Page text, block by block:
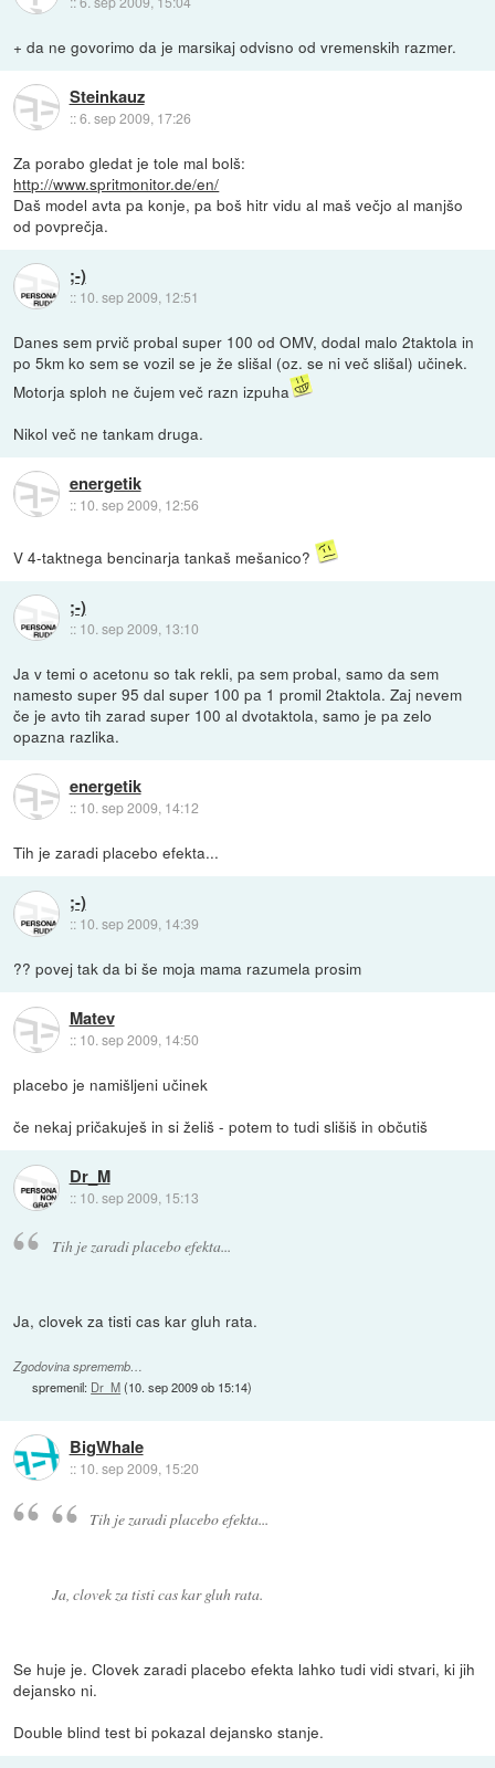
+ da ne govorimo da je marsikaj odvisno od vremenskih razmer.
Steinkauz
::6. sep 2009, 17:26
Za porabo gledat je tole mal bolš:
http://www.spritmonitor.de/en/
Daš model avta pa konje, pa boš hitr vidu al maš večjo al manjšo
od povprečja.
;-)
:: 10. sep 2009, 12:51
Danes sem prvič probal super 100 od OMV, dodal malo 2taktola in
po 5km ko sem se vozil se je že slišal (oz. se ni več slišal) učinek.
Motorja sploh ne čujem več razn izpuha
Nikol več ne tankam druga.
energetik
:: 10. sep 2009, 12:56
V 4-taktnega bencinarja tankaš mešanico?
;-)
:: 10. sep 2009, 13:10
Ja v temi o acetonu so tak rekli, pa sem probal, samo da sem
namesto super 95 dal super 100 pa 1 promil 2taktola. Zaj nevem
če je avto tih zarad super 100 al dvotaktola, samo je pa zelo
opazna razlika.
energetik
:: 10. sep 2009, 14:12
Tih je zaradi placebo efekta...
;-)
:: 10. sep 2009, 14:39
?? povej tak da bi še moja mama razumela prosim
Matev
:: 10. sep 2009, 14:50
placebo je namišljeni učinek
če nekaj pričakuješ in si želiš - potem to tudi slišiš in občutiš
Dr_M
:: 10. sep 2009, 15:13
Tih je zaradi placebo efekta...
Ja, clovek za tisti cas kar gluh rata.
Zgodovina sprememb…
spremenil: Dr_M(10. sep 2009 ob 15:14)
BigWhale
:: 10. sep 2009, 15:20
Tih je zaradi placebo efekta...
Ja, clovek za tisti cas kar gluh rata.
Se huje je. Clovek zaradi placebo efekta lahko tudi vidi stvari, ki jih
dejansko ni.
Double blind test bi pokazal dejansko stanje.